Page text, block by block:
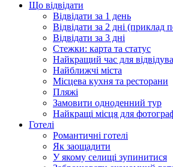
Що відвідати
Відвідати за 1 день
Відвідати за 2 дні (приклад
Відвідати за 3 дні
Стежки: карта та статус
Найкращий час для
Найближчі міста
Місцева кухня та ресторани
Пляжі
Замовити одноденний тур
Найкращі місця для
Готелі
Романтичні готелі
Як заощадити
У якому селищі зупинитися